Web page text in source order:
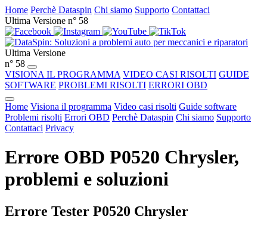
Home Perchè Dataspin Chi siamo Supporto Contattaci
Ultima Versione n° 58
Ultima Versione
n° 58
VISIONA IL PROGRAMMA VIDEO CASI RISOLTI GUIDE
SOFTWARE PROBLEMI RISOLTI ERRORI OBD
Home Visiona il programma Video casi risolti Guide software
Problemi risolti Errori OBD Perchè Dataspin Chi siamo Supporto
Contattaci Privacy
Errore OBD P0520 Chrysler,
problemi e soluzioni
Errore Tester P0520 Chrysler